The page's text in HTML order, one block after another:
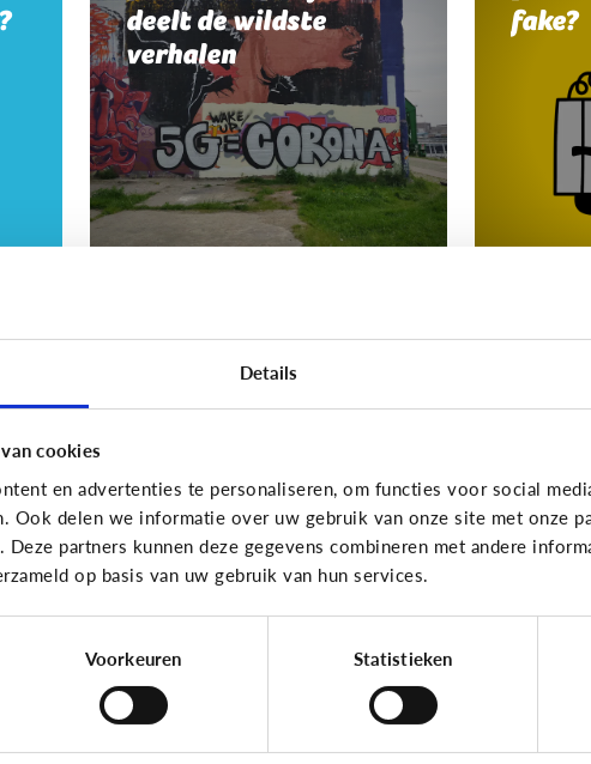
Details
cookies
en advertenties te personaliseren, om functies voor social
Ook delen we informatie over uw gebruik van onze site met onze
Deze partners kunnen deze gegevens combineren met andere
op basis van uw gebruik van hun services.
Voorkeuren Statistieken
deelt de wildste
verhalen
fake?
Nep of echt?